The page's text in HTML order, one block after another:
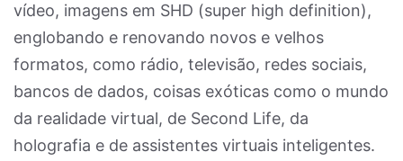
vídeo, imagens em SHD (super high definition),
englobando e renovando novos e velhos
formatos, como rádio, televisão, redes sociais,
bancos de dados, coisas exóticas como o mundo
da realidade virtual, de Second Life, da
holografia e de assistentes virtuais inteligentes.